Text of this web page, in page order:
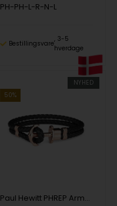
PH-PH-L-R-N-L
Bestillingsvare
3-5
hverdage
NYHED
50%
Paul Hewitt PHREP Armbånd rosaguldfarvet 21 cm - PH-PH-L-R-B-XXL